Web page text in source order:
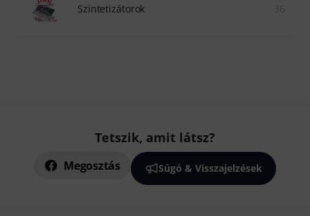
Szintetizátorok
Tetszik, amit látsz?
Megosztás Súgó & Visszajelzések